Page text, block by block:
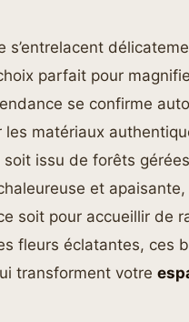
s’entrelacent
parfait pour
se confirme
les matériaux
soit issu de forêts
et
soit pour accueillir de
fleurs éclatantes, ces
transforment votre